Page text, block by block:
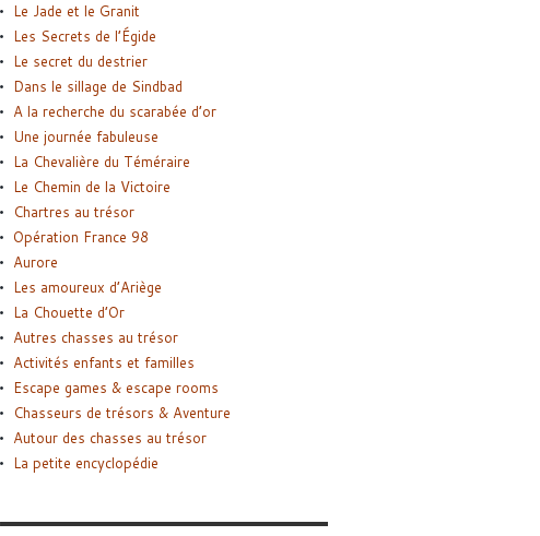
Le Jade et le Granit
Les Secrets de l’Égide
Le secret du destrier
Dans le sillage de Sindbad
A la recherche du scarabée d’or
Une journée fabuleuse
La Chevalière du Téméraire
Le Chemin de la Victoire
Chartres au trésor
Opération France 98
Aurore
Les amoureux d’Ariège
La Chouette d’Or
Autres chasses au trésor
Activités enfants et familles
Escape games & escape rooms
Chasseurs de trésors & Aventure
Autour des chasses au trésor
La petite encyclopédie